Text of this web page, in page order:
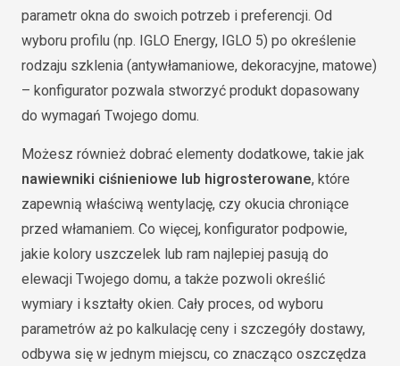
parametr okna do swoich potrzeb i preferencji. Od
wyboru profilu (np. IGLO Energy, IGLO 5) po określenie
rodzaju szklenia (antywłamaniowe, dekoracyjne, matowe)
– konfigurator pozwala stworzyć produkt dopasowany
do wymagań Twojego domu.
Możesz również dobrać elementy dodatkowe, takie jak
nawiewniki ciśnieniowe lub higrosterowane, które
zapewnią właściwą wentylację, czy okucia chroniące
przed włamaniem. Co więcej, konfigurator podpowie,
jakie kolory uszczelek lub ram najlepiej pasują do
elewacji Twojego domu, a także pozwoli określić
wymiary i kształty okien. Cały proces, od wyboru
parametrów aż po kalkulację ceny i szczegóły dostawy,
odbywa się w jednym miejscu, co znacząco oszczędza